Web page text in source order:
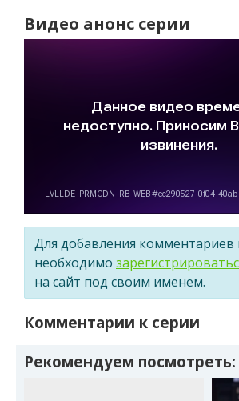
Видео анонс серии
Для добавления комментариев
необходимо
на сайт под своим именем.
Комментарии к серии
Рекомендуем посмотреть: